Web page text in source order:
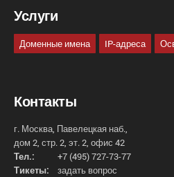
Услуги
Доменные имена IP-адреса
Контакты
г. Москва, Павелецкая наб.,
дом 2, стр. 2, эт. 2, офис 42
Тел.:
+7 (495) 727-73-77
Тикеты:
задать вопрос